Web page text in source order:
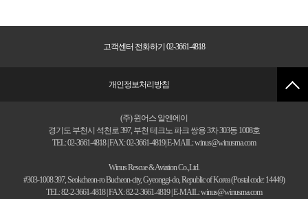
고객센터 전화하기 02-3661-4818
개인정보처리방침
(주) 윈어스 알엔에이
경기도 부천시 석천로 397, 부천 테크노 파크 쌍용 3차 303동 1008호
TEL: 02-3661-4818 | FAX: 02-3661-4819| E-MAIL: winus@winusrna.com
Winus Rescue & Aviation Co.,Ltd.
#303-1008 397, Seokcheon-ro Bucheon-city, Gyeonggi-do, Republic of Korea (Postal code: 14449)
TEL: 82-2-3661-4818 | FAX: 82-2-3661-4819 | E-MAIL: winus@winusrna.com